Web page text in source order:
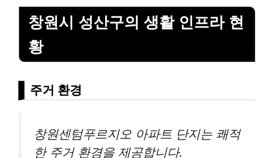
창원시 성산구의 생활 인프라 현
황
주거 환경
창원센텀푸르지오 아파트 단지는 쾌적
한 주거 환경을 제공합니다.